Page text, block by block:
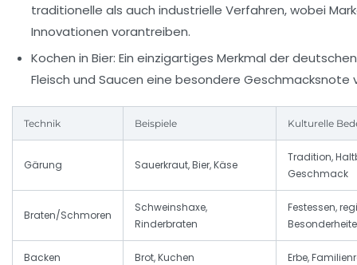
traditionelle als auch industrielle Verfahren, wobei
Innovationen vorantreiben.
Kochen in Bier: Ein einzigartiges Merkmal der
Fleisch und Saucen eine besondere Geschmacksnote
Technik Beispiele Kulturelle
Gärung Sauerkraut, Bier, Käse
Tradition,
Geschmack
Braten/Schmoren
Schweinshaxe,
Rinderbraten
Festessen,
Backen Brot, Kuchen Erbe,